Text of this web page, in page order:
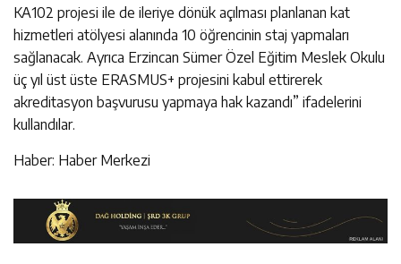
KA102 projesi ile de ileriye dönük açılması planlanan kat
hizmetleri atölyesi alanında 10 öğrencinin staj yapmaları
sağlanacak. Ayrıca Erzincan Sümer Özel Eğitim Meslek Okulu
üç yıl üst üste ERASMUS+ projesini kabul ettirerek
akreditasyon başvurusu yapmaya hak kazandı” ifadelerini
kullandılar.
Haber: Haber Merkezi